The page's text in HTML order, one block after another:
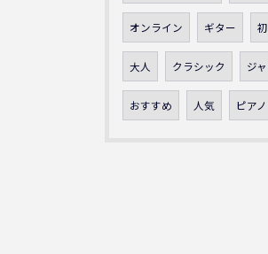
オンライン ギター
大人 クラシック ジ
おすすめ 人気 ピアノ